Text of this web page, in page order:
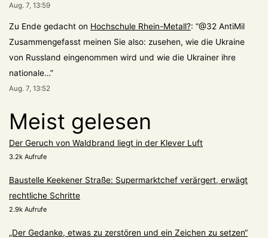
Aug. 7, 13:59
Zu Ende gedacht on Hochschule Rhein-Metall?: “@32 AntiMil
Zusammengefasst meinen Sie also: zusehen, wie die Ukraine
von Russland eingenommen wird und wie die Ukrainer ihre
nationale…”
Aug. 7, 13:52
Meist gelesen
Der Geruch von Waldbrand liegt in der Klever Luft
3.2k Aufrufe
Baustelle Keekener Straße: Supermarktchef verärgert, erwägt
rechtliche Schritte
2.9k Aufrufe
„Der Gedanke, etwas zu zerstören und ein Zeichen zu setzen“